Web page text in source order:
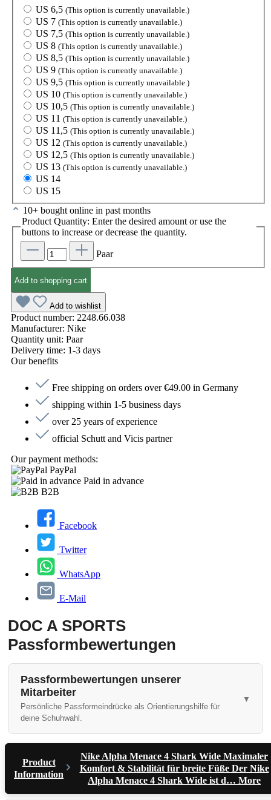
US 6,5 (This option is currently unavailable.)
US 7 (This option is currently unavailable.)
US 7,5 (This option is currently unavailable.)
US 8 (This option is currently unavailable.)
US 8,5 (This option is currently unavailable.)
US 9 (This option is currently unavailable.)
US 9,5 (This option is currently unavailable.)
US 10 (This option is currently unavailable.)
US 10,5 (This option is currently unavailable.)
US 11 (This option is currently unavailable.)
US 11,5 (This option is currently unavailable.)
US 12 (This option is currently unavailable.)
US 12,5 (This option is currently unavailable.)
US 13 (This option is currently unavailable.)
US 14
US 15
10+ bought online in past months
Product Quantity: Enter the desired amount or use the
buttons to increase or decrease the quantity.
Paar
Add to shopping cart
Add to wishlist
Product number: 2248.66.038
Manufacturer: Nike
Quantity unit: Paar
Delivery time: 1-3 days
Our benefits
Free shipping on orders over €49.00 in Germany
shipping within 1-5 business days
over 25 years of experience
official Schutt and Vicis partner
Our payment methods:
PayPal
Paid in advance
B2B
Facebook
Twitter
WhatsApp
E-Mail
DOC A SPORTS
Passformbewertungen
Passformbewertungen unserer
Mitarbeiter
Persönliche Passformeindrücke als Orientierungshilfe für
deine Schuhwahl.
Product
Information
Nike Alpha Menace 4 Shark Wide Maximaler
Komfort & Stabilität für breite Füße Der Nike
Alpha Menace 4 Shark Wide ist d… More